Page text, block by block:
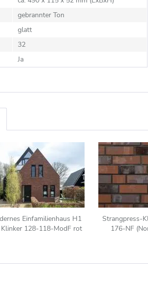
gebrannter Ton
glatt
32
Ja
Einfamilienhaus H1
128-118-ModF rot
Strangpress-
176-NF